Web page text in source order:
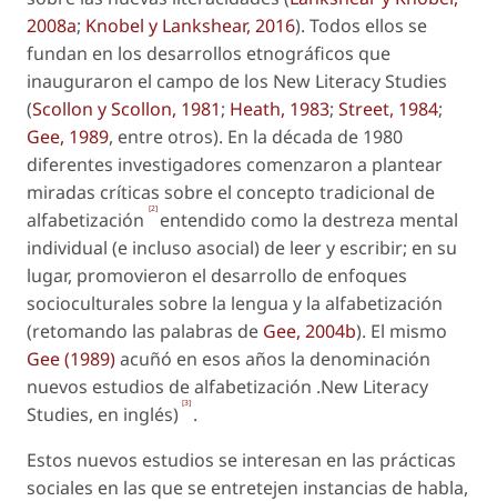
2008a; Knobel y Lankshear, 2016). Todos ellos se
fundan en los desarrollos etnográficos que
inauguraron el campo de los New Literacy Studies
(Scollon y Scollon, 1981; Heath, 1983; Street, 1984;
Gee, 1989, entre otros). En la década de 1980
diferentes investigadores comenzaron a plantear
miradas críticas sobre el concepto tradicional de
alfabetización [2] entendido como la destreza mental
individual (e incluso asocial) de leer y escribir; en su
lugar, promovieron el desarrollo de enfoques
socioculturales sobre la lengua y la alfabetización
(retomando las palabras de Gee, 2004b). El mismo
Gee (1989)acuñó en esos años la denominación
nuevos estudios de alfabetización .New Literacy
Studies, en inglés) [3] .
Estos nuevos estudios se interesan en las prácticas
sociales en las que se entretejen instancias de habla,